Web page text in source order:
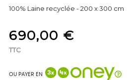
100% Laine recyclée - 200 x 300 cm
690,00 €
TTC
OU PAYER EN